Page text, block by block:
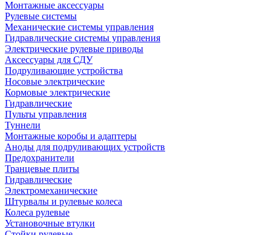
Монтажные аксессуары
Рулевые системы
Механические системы управления
Гидравлические системы управления
Электрические рулевые приводы
Аксессуары для СДУ
Подруливающие устройства
Носовые электрические
Кормовые электрические
Гидравлические
Пульты управления
Туннели
Монтажные коробы и адаптеры
Аноды для подруливающих устройств
Предохранители
Транцевые плиты
Гидравлические
Электромеханические
Штурвалы и рулевые колеса
Колеса рулевые
Установочные втулки